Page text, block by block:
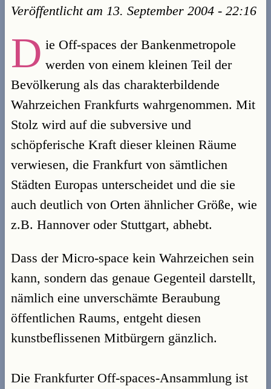
Veröffentlicht am 13. September 2004 - 22:16
D ie Off-spaces der Bankenmetropole
werden von einem kleinen Teil der
Bevölkerung als das charakterbildende
Wahrzeichen Frankfurts wahrgenommen. Mit
Stolz wird auf die subversive und
schöpferische Kraft dieser kleinen Räume
verwiesen, die Frankfurt von sämtlichen
Städten Europas unterscheidet und die sie
auch deutlich von Orten ähnlicher Größe, wie
z.B. Hannover oder Stuttgart, abhebt.
Dass der Micro-space kein Wahrzeichen sein
kann, sondern das genaue Gegenteil darstellt,
nämlich eine unverschämte Beraubung
öffentlichen Raums, entgeht diesen
kunstbeflissenen Mitbürgern gänzlich.
Die Frankfurter Off-spaces-Ansammlung ist